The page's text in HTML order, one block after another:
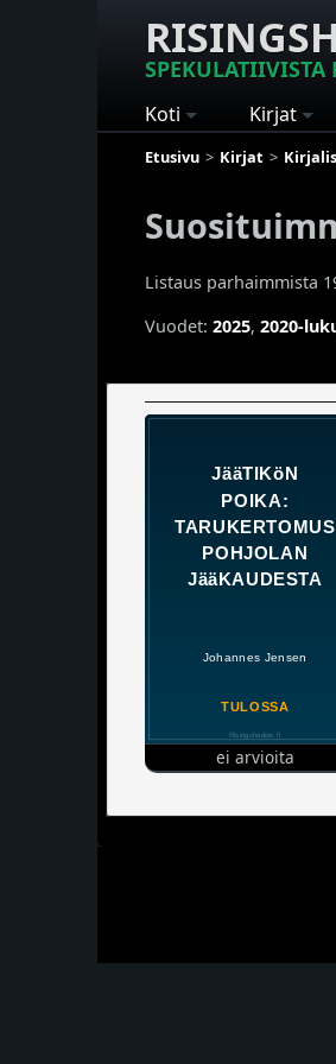
SPEKULATIIVISTA
Koti Kirjat
Etusivu Kirjat
Listaus parhaimmista
Vuodet: 2025, 2020-
ei arvioita